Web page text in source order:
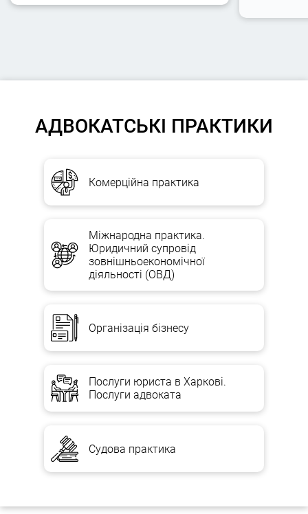
АДВОКАТСЬКІ ПРАКТИКИ
Комерційна практика
Міжнародна практика.
Юридичний супровід
зовнішньоекономічної
діяльності (ОВД)
Організація бізнесу
Послуги юриста в Харкові.
Послуги адвоката
Судова практика